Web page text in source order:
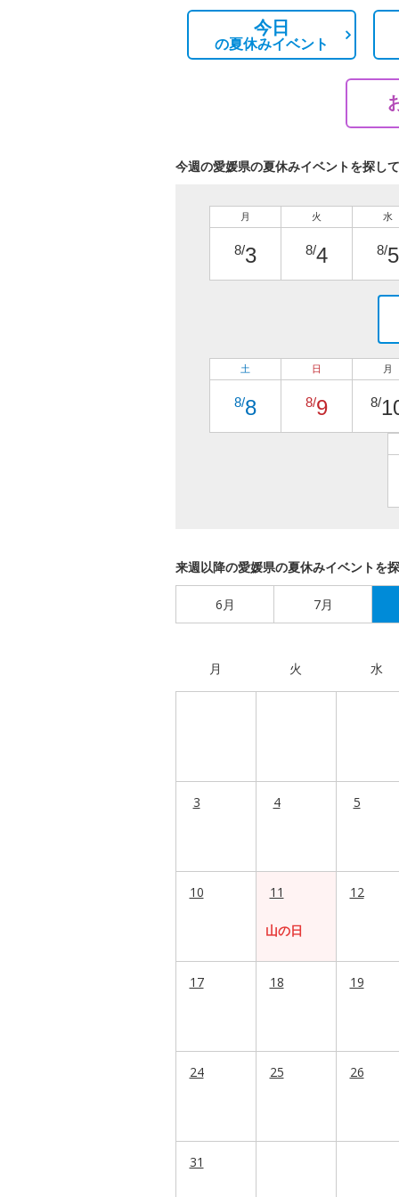
今日
の夏休みイベント
今週の愛媛県の夏休みイベントを探し
月
8/3
火
8/4
水
8/5
土
8/8
日
8/9
月
8/
来週以降の愛媛県の夏休みイベントを
6月 7月
月 火 水
3 4 5
10 11
山の日
12
17 18 19
24 25 26
31